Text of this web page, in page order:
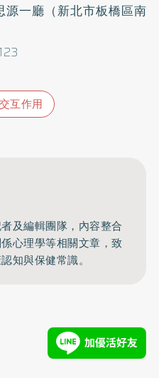
一廳（新北市板橋區南
交互作用
及編輯團隊，內容整合
心理學等相關文章，致
知與保健常識。